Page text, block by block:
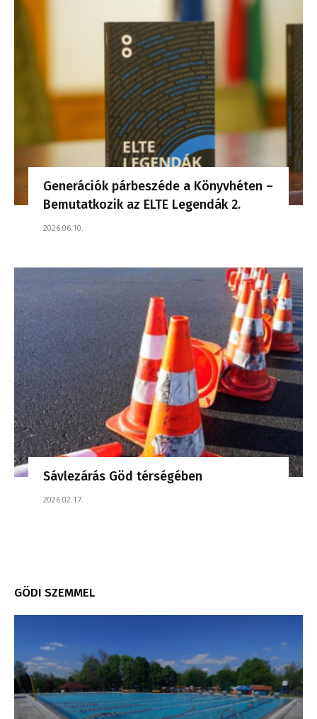
Generációk párbeszéde a Könyvhéten –
Bemutatkozik az ELTE Legendák 2.
2026.06.10.
Sávlezárás Göd térségében
2026.02.17.
GÖDI SZEMMEL